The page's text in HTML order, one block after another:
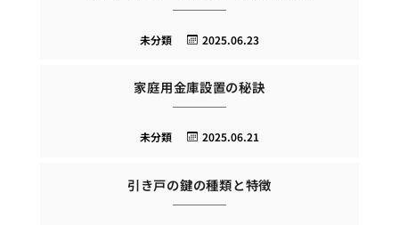
2025.06.23
未分類
家庭用金庫設置の秘訣
2025.06.21
未分類
引き戸の鍵の種類と特徴